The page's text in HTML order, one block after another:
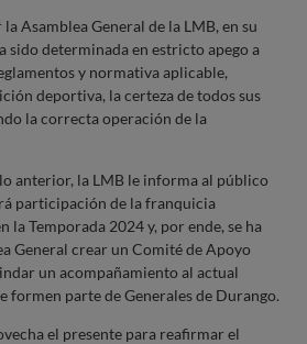
Asamblea General de la LMB, en su
sido determinada en estricto apego a
y normativa aplicable,
deportiva, la certeza de todos sus
la correcta operación de la
anterior, la LMB le informa al público
participación de la franquicia
la Temporada 2024 y, por ende, se ha
General crear un Comité de Apoyo
un acompañamiento al actual
formen parte de Generales de Durango.
el presente para reafirmar el